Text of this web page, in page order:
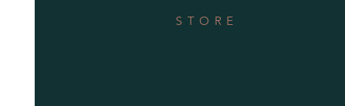
STORE